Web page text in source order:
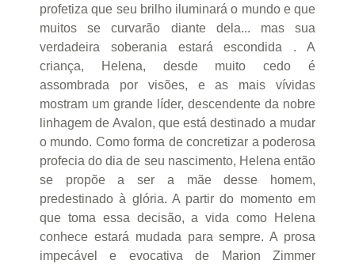
profetiza que seu brilho iluminará o mundo e que
muitos se curvarão diante dela... mas sua
verdadeira soberania estará escondida . A
criança, Helena, desde muito cedo é
assombrada por visões, e as mais vívidas
mostram um grande líder, descendente da nobre
linhagem de Avalon, que está destinado a mudar
o mundo. Como forma de concretizar a poderosa
profecia do dia de seu nascimento, Helena então
se propõe a ser a mãe desse homem,
predestinado à glória. A partir do momento em
que toma essa decisão, a vida como Helena
conhece estará mudada para sempre. A prosa
impecável e evocativa de Marion Zimmer